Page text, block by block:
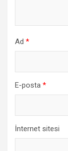
Ad *
E-posta *
İnternet sitesi